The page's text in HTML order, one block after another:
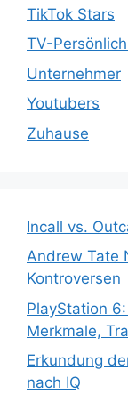
TikTok Stars
TV-
Unternehmer
Youtubers
Zuhause
Incall vs.
Andrew Tate
Kontroversen
PlayStation
Merkmale,
Erkundung
nach IQ